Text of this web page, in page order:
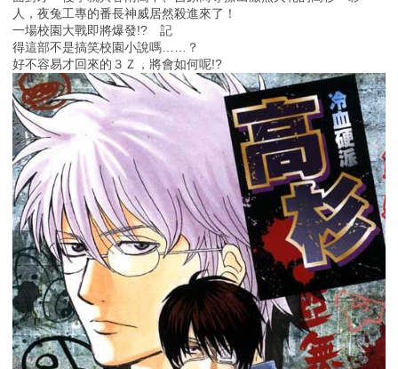
人，夜兔工專的番長神威居然殺進來了！
一場校園大戰即將爆發!? 記
得這部不是搞笑校園小說嗎……？
好不容易才回來的３Ｚ，將會如何呢!?